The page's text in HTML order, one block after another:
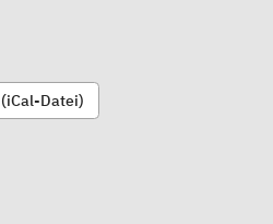
Datei)